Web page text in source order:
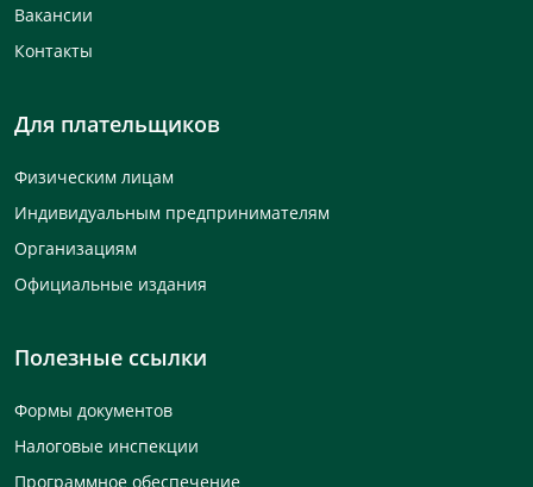
Вакансии
Контакты
Для плательщиков
Физическим лицам
Индивидуальным предпринимателям
Организациям
Официальные издания
Полезные ссылки
Формы документов
Налоговые инспекции
Программное обеспечение